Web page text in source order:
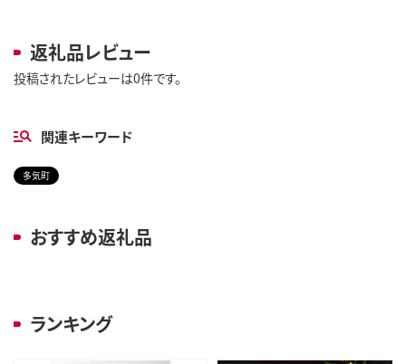
返礼品レビュー
投稿されたレビューは0件です。
関連キーワード
多気町
おすすめ返礼品
ランキング